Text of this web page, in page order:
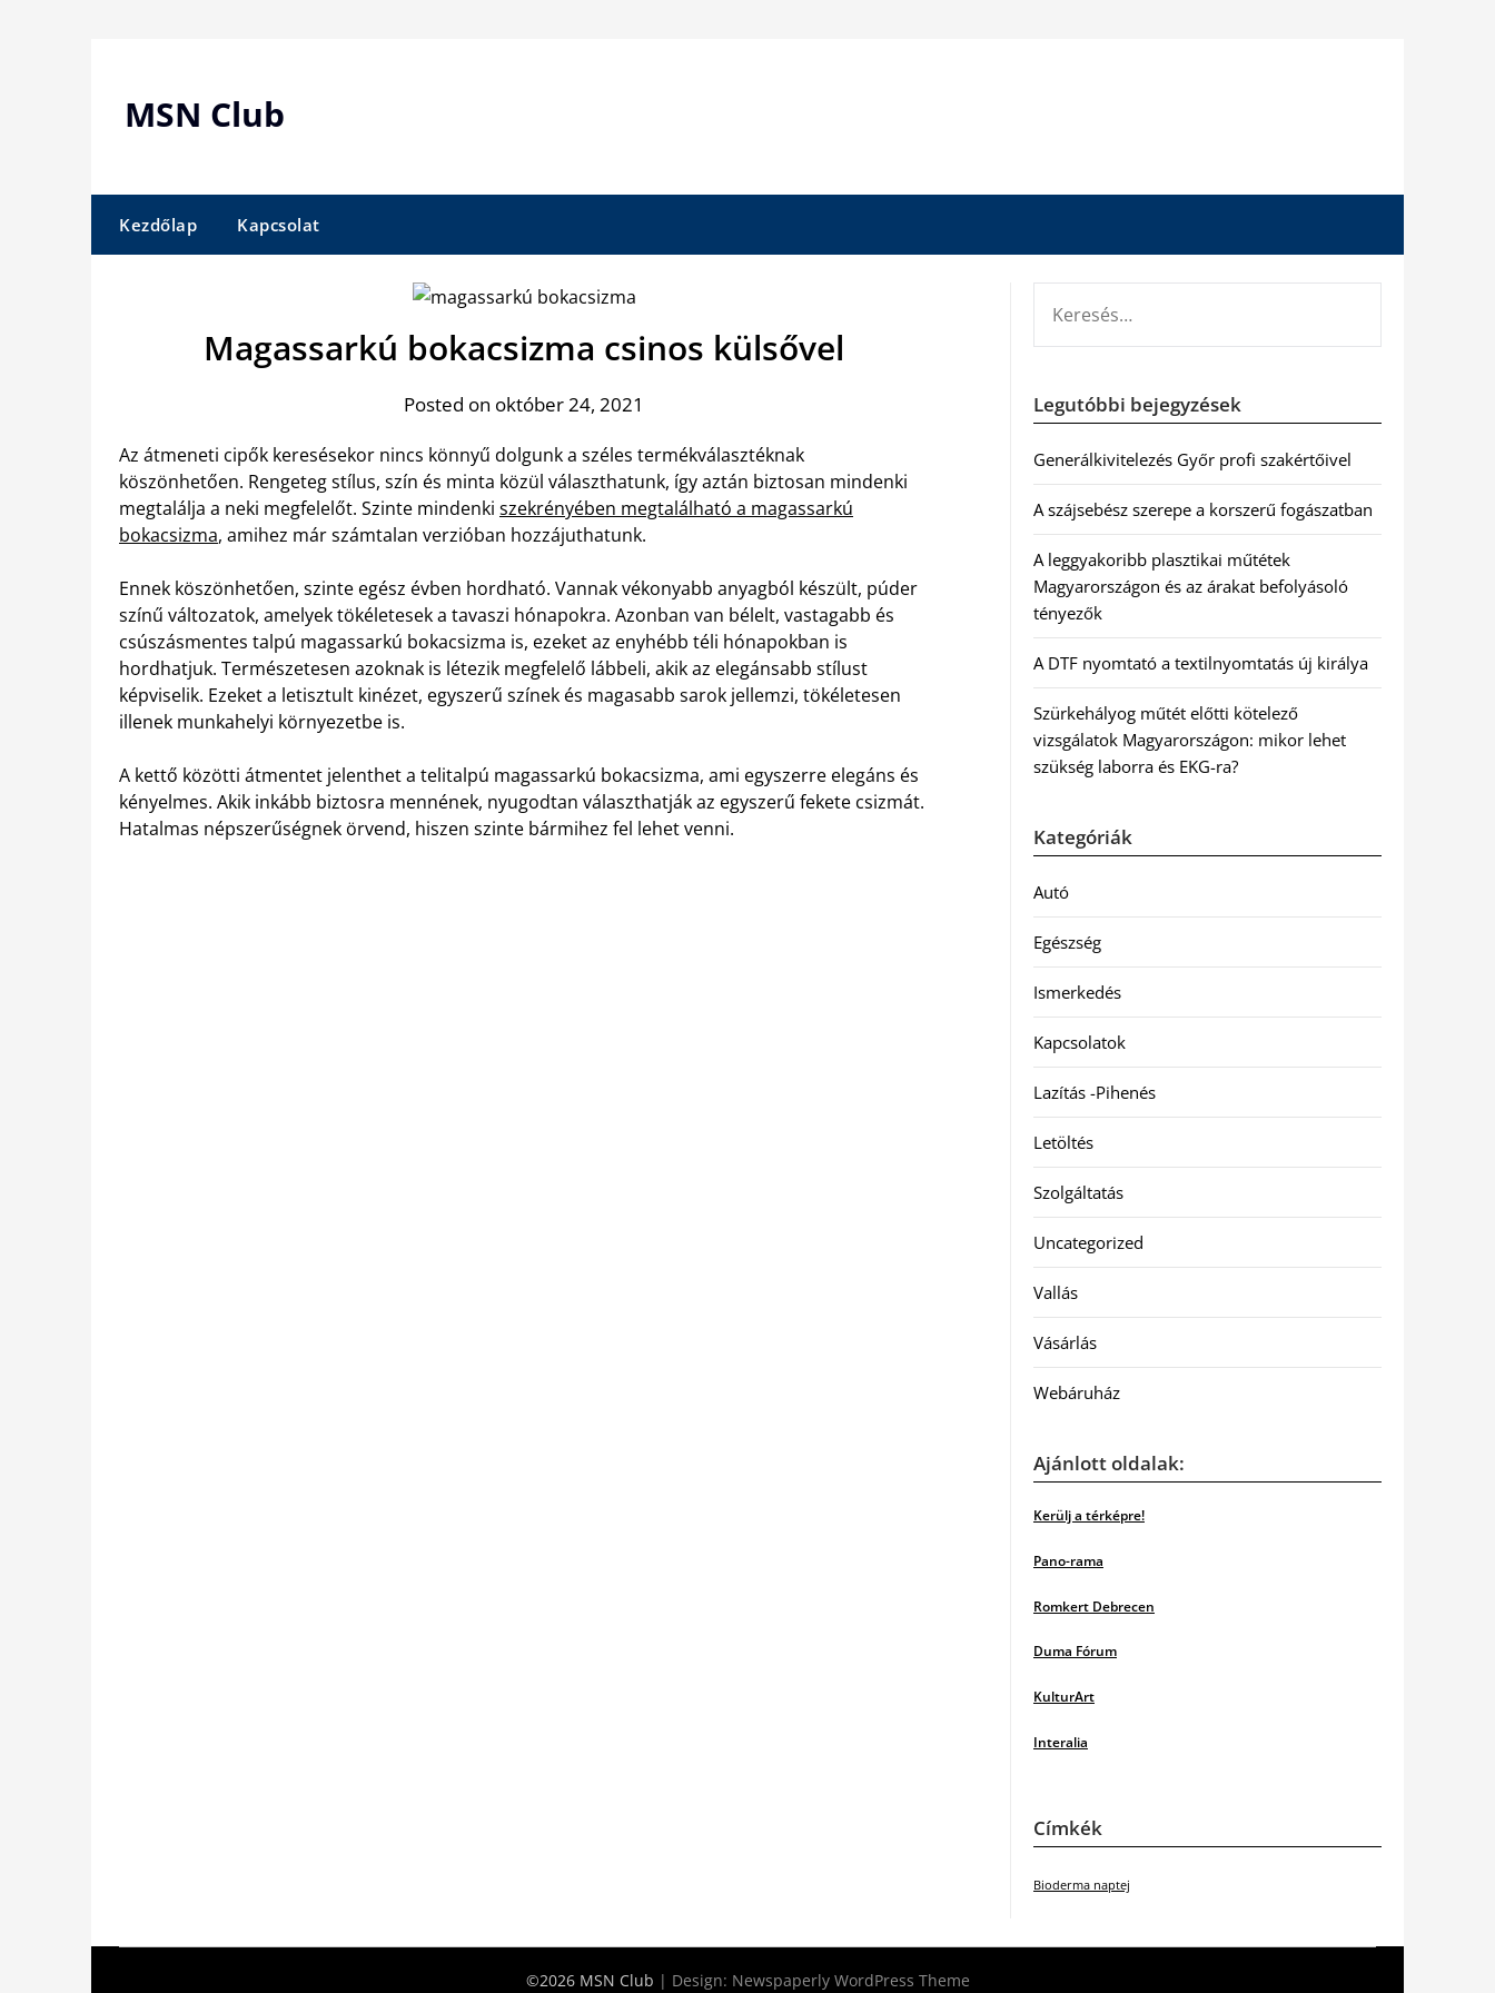
MSN Club
Kezdőlap Kapcsolat
Magassarkú bokacsizma csinos külsővel
Posted on október 24, 2021
Az átmeneti cipők keresésekor nincs könnyű dolgunk a széles termékválasztéknak
köszönhetően. Rengeteg stílus, szín és minta közül választhatunk, így aztán biztosan mindenki
megtalálja a neki megfelelőt. Szinte mindenki szekrényében megtalálható a magassarkú
bokacsizma, amihez már számtalan verzióban hozzájuthatunk.
Ennek köszönhetően, szinte egész évben hordható. Vannak vékonyabb anyagból készült, púder
színű változatok, amelyek tökéletesek a tavaszi hónapokra. Azonban van bélelt, vastagabb és
csúszásmentes talpú magassarkú bokacsizma is, ezeket az enyhébb téli hónapokban is
hordhatjuk. Természetesen azoknak is létezik megfelelő lábbeli, akik az elegánsabb stílust
képviselik. Ezeket a letisztult kinézet, egyszerű színek és magasabb sarok jellemzi, tökéletesen
illenek munkahelyi környezetbe is.
A kettő közötti átmentet jelenthet a telitalpú magassarkú bokacsizma, ami egyszerre elegáns és
kényelmes. Akik inkább biztosra mennének, nyugodtan választhatják az egyszerű fekete csizmát.
Hatalmas népszerűségnek örvend, hiszen szinte bármihez fel lehet venni.
Legutóbbi bejegyzések
Generálkivitelezés Győr profi szakértőivel
A szájsebész szerepe a korszerű fogászatban
A leggyakoribb plasztikai műtétek
Magyarországon és az árakat befolyásoló
tényezők
A DTF nyomtató a textilnyomtatás új királya
Szürkehályog műtét előtti kötelező
vizsgálatok Magyarországon: mikor lehet
szükség laborra és EKG-ra?
Kategóriák
Autó
Egészség
Ismerkedés
Kapcsolatok
Lazítás -Pihenés
Letöltés
Szolgáltatás
Uncategorized
Vallás
Vásárlás
Webáruház
Ajánlott oldalak:
Kerülj a térképre!
Pano-rama
Romkert Debrecen
Duma Fórum
KulturArt
Interalia
Címkék
Bioderma naptej
©2026 MSN Club | Design: Newspaperly WordPress Theme